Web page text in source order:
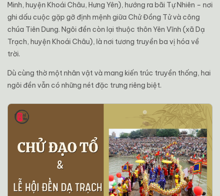
Minh, huyện Khoái Châu, Hưng Yên), hướng ra bãi Tự Nhiên – nơi
ghi dấu cuộc gặp gỡ định mệnh giữa Chử Đồng Tử và công
chúa Tiên Dung. Ngôi đền còn lại thuộc thôn Yên Vĩnh (xã Dạ
Trạch, huyện Khoái Châu), là nơi tương truyền ba vị hóa về
trời.
Dù cùng thờ một nhân vật và mang kiến trúc truyền thống, hai
ngôi đền vẫn có những nét đặc trưng riêng biệt.